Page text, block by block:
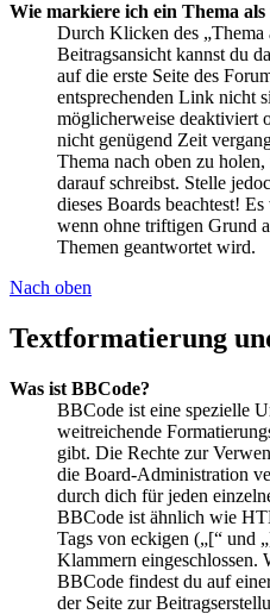
Wie markiere ich ein Thema als
Durch Klicken des
Beitragsansicht kannst du
auf die erste Seite des
entsprechenden Link nicht
möglicherweise deaktiviert
nicht genügend Zeit
Thema nach oben zu
darauf schreibst. Stelle
dieses Boards beachtest!
wenn ohne triftigen Grund
Themen geantwortet wird.
Nach oben
Textformatierung
Was ist BBCode?
BBCode ist eine spezielle
weitreichende
gibt. Die Rechte zur
die Board-Administration
durch dich für jeden
BBCode ist ähnlich wie
Tags von eckigen („[“ und
Klammern eingeschlossen.
BBCode findest du auf
der Seite zur